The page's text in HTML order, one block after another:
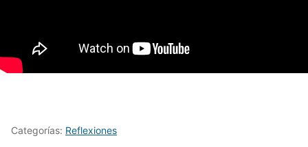
Categorías: Reflexiones